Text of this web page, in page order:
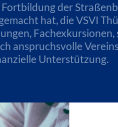
der
hat, die VSVI
anspruchsvolle
Unterstützung.